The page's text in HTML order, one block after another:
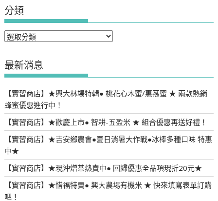
分類
分
最新消息
【實習商店】★興大林場特輯● 桃花心木蜜/惠蓀蜜 ★ 兩款熱銷
蜂蜜優惠進行中！
【實習商店】★歡慶上市● 智耕-五盈米 ★ 組合優惠再送好禮！
【實習商店】★吉安鄉農會●夏日消暑大作戰●冰棒多種口味 特惠
中★
【實習商店】★現沖熷茶熱賣中● 回歸優惠全品項現折20元★
【實習商店】★惜福特賣● 興大農場有機米 ★ 快來填寫表單訂購
吧！